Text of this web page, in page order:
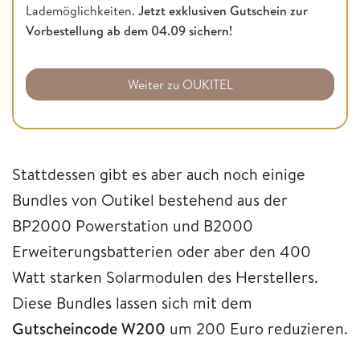
Lademöglichkeiten. Jetzt exklusiven Gutschein zur
Vorbestellung ab dem 04.09 sichern!
Weiter zu OUKITEL
Stattdessen gibt es aber auch noch einige
Bundles von Outikel bestehend aus der
BP2000 Powerstation und B2000
Erweiterungsbatterien oder aber den 400
Watt starken Solarmodulen des Herstellers.
Diese Bundles lassen sich mit dem
Gutscheincode W200 um 200 Euro reduzieren.